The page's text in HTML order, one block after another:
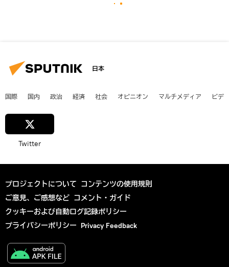
日本
国際 国内 政治 経済 社会 オピニオン マルチメディア ビデ
Twitter
プロジェクトについて コンテンツの使用規則
ご意見、ご感想など コメント・ガイド
クッキーおよび自動ログ記録ポリシー
プライバシーポリシー Privacy Feedback